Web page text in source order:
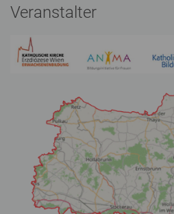
Veranstalter